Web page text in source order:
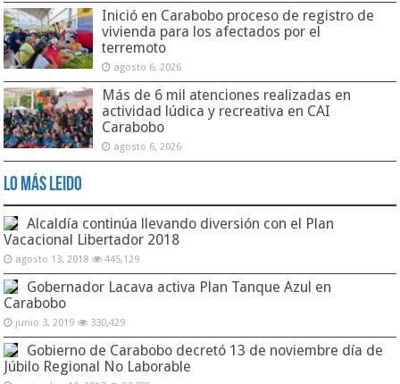
Inició en Carabobo proceso de registro de
vivienda para los afectados por el
terremoto
agosto 6, 2026
Más de 6 mil atenciones realizadas en
actividad lúdica y recreativa en CAI
Carabobo
agosto 6, 2026
Lo Más Leido
Alcaldía continúa llevando diversión con el Plan
Vacacional Libertador 2018
agosto 13, 2018 445,129
Gobernador Lacava activa Plan Tanque Azul en
Carabobo
junio 3, 2019 330,429
Gobierno de Carabobo decretó 13 de noviembre día de
Júbilo Regional No Laborable